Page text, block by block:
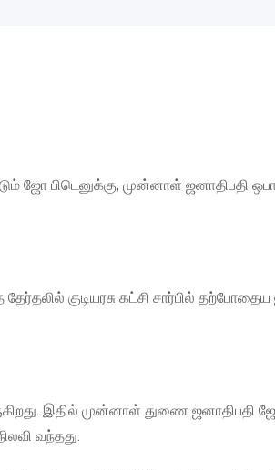
ஜோ பிடெனுக்கு, முன்னாள் ஜனாதிபதி
குடியரசு கட்சி சார்பில் தற்போதைய
இதில் முன்னாள் துணை ஜனாதிபதி
வந்தது.